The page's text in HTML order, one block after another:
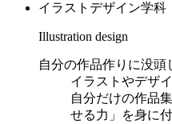
イラストデザイン学科
Illustration design
自分の作品作りに没頭
イラストやデザ
自分だけの作品
せる力」を身に